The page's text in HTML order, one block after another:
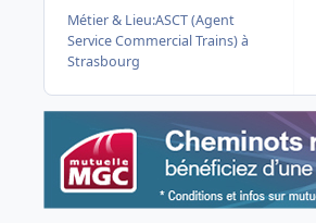
Métier & Lieu:ASCT (Agent
Service Commercial Trains) à
Strasbourg